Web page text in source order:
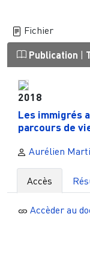
Fichier
Publication |
2018
Les immigrés
parcours de
Aurélien
Accès
Accèder au